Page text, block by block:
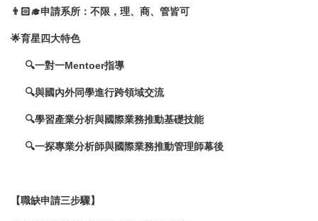
👨申請系所：不限，理、商、管皆可
🌟育星四大特色
🔍一對一Mentoer指導
🔍與國內外同學進行跨領域交流
🔍學習產業分析與國際業務推動基礎技能
🔍一探專業分析師與國際業務推動管理師幕後
【職缺申請三步驟】